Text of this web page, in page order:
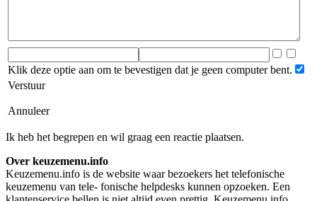
Klik deze optie aan om te bevestigen dat je geen computer bent.
Verstuur
Annuleer
Ik heb het begrepen en wil graag een reactie plaatsen.
Over keuzemenu.info
Keuzemenu.info is de website waar bezoekers het telefonische
keuzemenu van tele- fonische helpdesks kunnen opzoeken. Een